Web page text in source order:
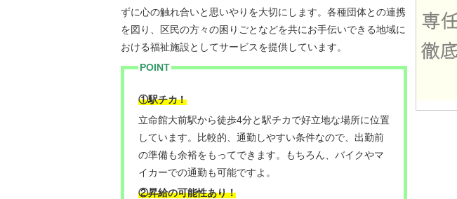
ずに心の触れ合いと思いやりを大切にします。各種団体との連携
を図り、区民の方々の困りごとなどを共にお手伝いできる地域に
おける福祉施設としてサービスを提供しています。
POINT
①駅チカ！
立命館大前駅から徒歩4分と駅チカで好立地な場所に位置
しています。比較的、通勤しやすい条件なので、出勤前
の準備も余裕をもってできます。もちろん、バイクやマ
イカーでの通勤も可能ですよ。
②昇給の可能性あり！